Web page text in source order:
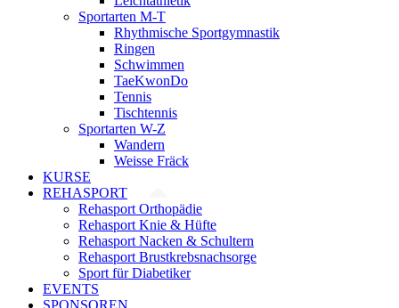
Sportarten M-T
Rhythmische Sportgymnastik
Ringen
Schwimmen
TaeKwonDo
Tennis
Tischtennis
Sportarten W-Z
Wandern
Weisse Fräck
KURSE
REHASPORT
Rehasport Orthopädie
Rehasport Knie & Hüfte
Rehasport Nacken & Schultern
Rehasport Brustkrebsnachsorge
Sport für Diabetiker
EVENTS
SPONSOREN